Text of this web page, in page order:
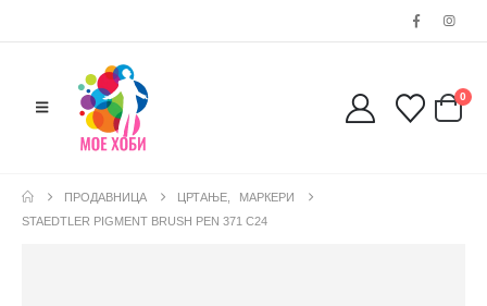
0
ПРОДАВНИЦА ЦРТАЊЕ
МАРКЕРИ
STAEDTLER PIGMENT BRUSH PEN 371 C24